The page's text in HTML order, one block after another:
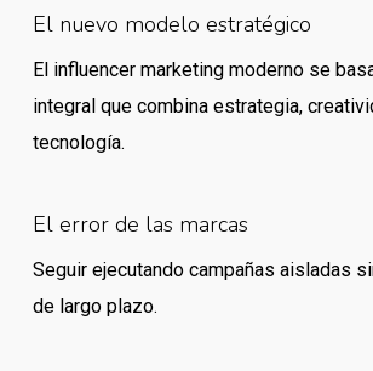
El nuevo modelo estratégico
El influencer marketing moderno se
integral que combina estrategia,
tecnología.
El error de las marcas
Seguir ejecutando campañas aisladas
de largo plazo.